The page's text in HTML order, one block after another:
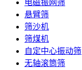
电磁振网筛
悬臂筛
筛沙机
筛煤机
自定中心振动筛
无轴滚筒筛